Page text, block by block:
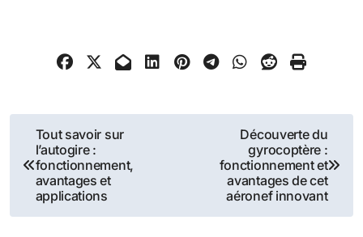
Navigation
de
l’article
Tout savoir sur
l’autogire :
fonctionnement,
avantages et
applications
Découverte du
gyrocoptère :
fonctionnement et
avantages de cet
aéronef innovant